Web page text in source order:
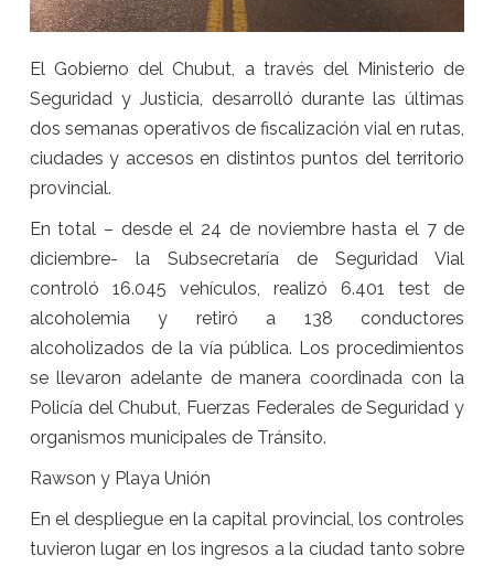
El Gobierno del Chubut, a través del Ministerio de
Seguridad y Justicia, desarrolló durante las últimas
dos semanas operativos de fiscalización vial en rutas,
ciudades y accesos en distintos puntos del territorio
provincial.
En total – desde el 24 de noviembre hasta el 7 de
diciembre- la Subsecretaría de Seguridad Vial
controló 16.045 vehículos, realizó 6.401 test de
alcoholemia y retiró a 138 conductores
alcoholizados de la vía pública. Los procedimientos
se llevaron adelante de manera coordinada con la
Policía del Chubut, Fuerzas Federales de Seguridad y
organismos municipales de Tránsito.
Rawson y Playa Unión
En el despliegue en la capital provincial, los controles
tuvieron lugar en los ingresos a la ciudad tanto sobre